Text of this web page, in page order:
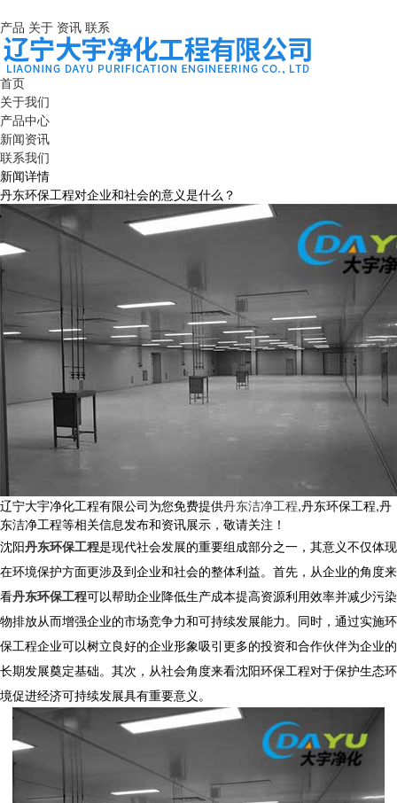
产品 关于 资讯 联系
首页
关于我们
产品中心
新闻资讯
联系我们
新闻详情
丹东环保工程对企业和社会的意义是什么？
辽宁大宇净化工程有限公司为您免费提供丹东洁净工程,丹东环保工程,丹
东洁净工程等相关信息发布和资讯展示，敬请关注！
沈阳丹东环保工程是现代社会发展的重要组成部分之一，其意义不仅体现
在环境保护方面更涉及到企业和社会的整体利益。首先，从企业的角度来
看丹东环保工程可以帮助企业降低生产成本提高资源利用效率并减少污染
物排放从而增强企业的市场竞争力和可持续发展能力。同时，通过实施环
保工程企业可以树立良好的企业形象吸引更多的投资和合作伙伴为企业的
长期发展奠定基础。其次，从社会角度来看沈阳环保工程对于保护生态环
境促进经济可持续发展具有重要意义。